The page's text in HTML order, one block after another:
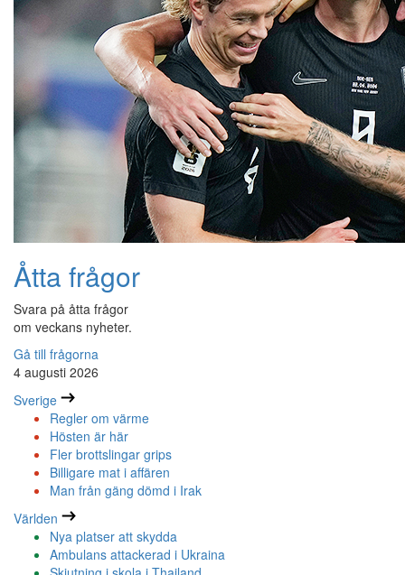
Åtta frågor
Svara på åtta frågor
om veckans nyheter.
Gå till frågorna
4 augusti 2026
Sverige
Regler om värme
Hösten är här
Fler brottslingar grips
Billigare mat i affären
Man från gäng dömd i Irak
Världen
Nya platser att skydda
Ambulans attackerad i Ukraina